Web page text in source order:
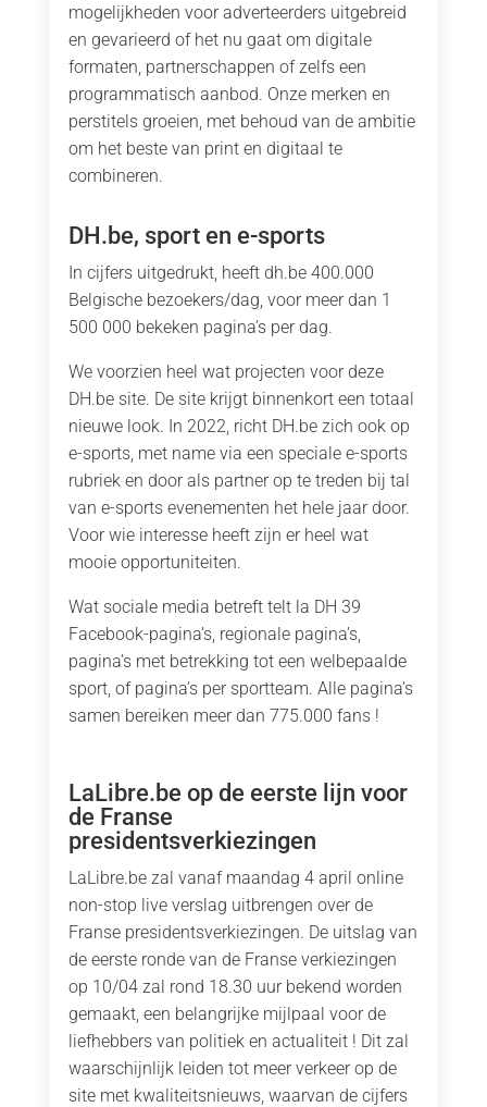
mogelijkheden voor adverteerders uitgebreid
en gevarieerd of het nu gaat om digitale
formaten, partnerschappen of zelfs een
programmatisch aanbod. Onze merken en
perstitels groeien, met behoud van de ambitie
om het beste van print en digitaal te
combineren.
DH.be, sport en e-sports
In cijfers uitgedrukt, heeft dh.be 400.000
Belgische bezoekers/dag, voor meer dan 1
500 000 bekeken pagina’s per dag.
We voorzien heel wat projecten voor deze
DH.be site. De site krijgt binnenkort een totaal
nieuwe look. In 2022, richt DH.be zich ook op
e-sports, met name via een speciale e-sports
rubriek en door als partner op te treden bij tal
van e-sports evenementen het hele jaar door.
Voor wie interesse heeft zijn er heel wat
mooie opportuniteiten.
Wat sociale media betreft telt la DH 39
Facebook-pagina’s, regionale pagina’s,
pagina’s met betrekking tot een welbepaalde
sport, of pagina’s per sportteam. Alle pagina’s
samen bereiken meer dan 775.000 fans !
LaLibre.be op de eerste lijn voor
de Franse
presidentsverkiezingen
LaLibre.be zal vanaf maandag 4 april online
non-stop live verslag uitbrengen over de
Franse presidentsverkiezingen. De uitslag van
de eerste ronde van de Franse verkiezingen
op 10/04 zal rond 18.30 uur bekend worden
gemaakt, een belangrijke mijlpaal voor de
liefhebbers van politiek en actualiteit ! Dit zal
waarschijnlijk leiden tot meer verkeer op de
site met kwaliteitsnieuws, waarvan de cijfers